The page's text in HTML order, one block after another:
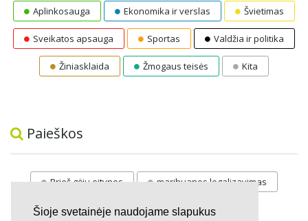
Šioje svetainėje naudojame slapukus
Aplinkosauga Ekonomika ir verslas Švietimas
Sveikatos apsauga Sportas Valdžia ir politika
Žiniasklaida Žmogaus teisės Kita
Paieškos
Prieš gėju eitynes marihuanos legalizavimas
STOP vaiku atemimas